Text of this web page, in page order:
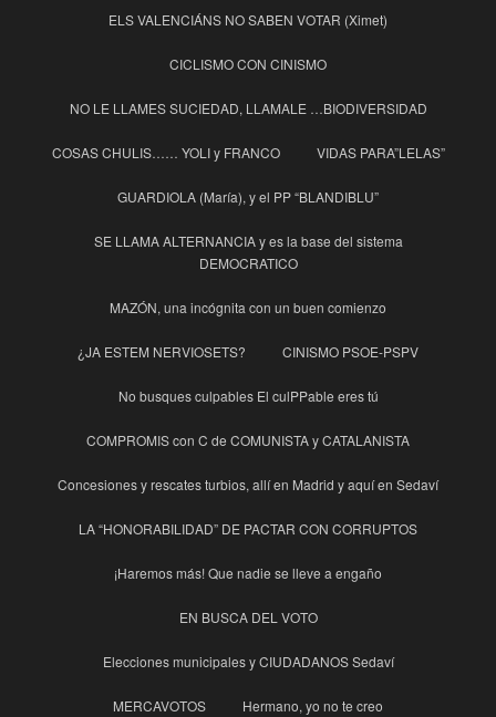
ELS VALENCIÁNS NO SABEN VOTAR (Ximet)
CICLISMO CON CINISMO
NO LE LLAMES SUCIEDAD, LLAMALE …BIODIVERSIDAD
COSAS CHULIS…… YOLI y FRANCO VIDAS PARA”LELAS”
GUARDIOLA (María), y el PP “BLANDIBLU”
SE LLAMA ALTERNANCIA y es la base del sistema
DEMOCRATICO
MAZÓN, una incógnita con un buen comienzo
¿JA ESTEM NERVIOSETS? CINISMO PSOE-PSPV
No busques culpables El culPPable eres tú
COMPROMIS con C de COMUNISTA y CATALANISTA
Concesiones y rescates turbios, allí en Madrid y aquí en Sedaví
LA “HONORABILIDAD” DE PACTAR CON CORRUPTOS
¡Haremos más! Que nadie se lleve a engaño
EN BUSCA DEL VOTO
Elecciones municipales y CIUDADANOS Sedaví
MERCAVOTOS Hermano, yo no te creo